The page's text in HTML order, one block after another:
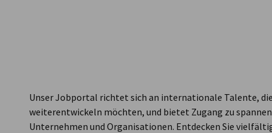
Hong Kong
Unser Jobportal richtet sich an internationale Talente,
weiterentwickeln möchten, und bietet Zugang zu
Unternehmen und Organisationen. Entdecken Sie